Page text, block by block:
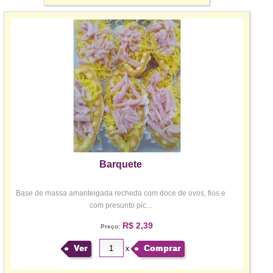
Barquete
Base de massa amanteigada recheda com doce de ovos, fios e
com presunto pic...
Preço:R$ 2,39
Ver x Comprar